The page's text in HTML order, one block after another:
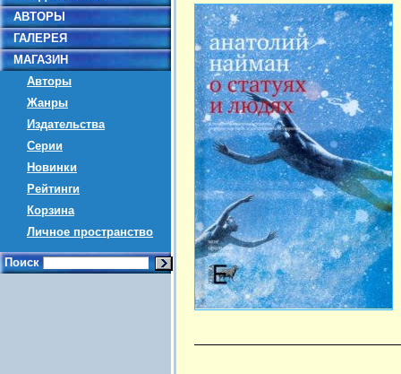
АВТОРЫ
ГАЛЕРЕЯ
МАГАЗИН
Авторы
Жанры
Издательства
Серии
Новинки
Рейтинги
Корзина
Личное пространство
Поиск